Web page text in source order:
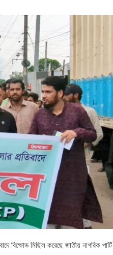
বিক্ষোভ মিছিল করেছে জাতীয় নাগরিক পার্টি